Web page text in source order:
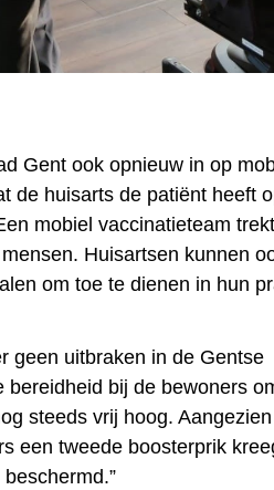
Gent ook opnieuw in op
de huisarts de patiënt heeft
mobiel vaccinatieteam
Huisartsen kunnen
om toe te dienen in hun
geen uitbraken in de Gentse
bereidheid bij de bewoners
steeds vrij hoog.
een tweede boosterprik